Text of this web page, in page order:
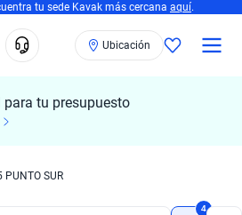
tu sede Kavak más cercana aquí.
Ubicación
tu presupuesto
PUNTO SUR
4